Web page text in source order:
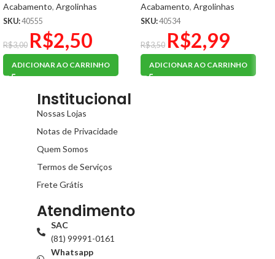
Acabamento, Argolinhas
SKU:40555
R$3,00 R$2,50
ADICIONAR AO CARRINHO
Acabamento, Argolinhas
SKU:40534
R$3,50 R$2,99
ADICIONAR AO CARRINHO
Institucional
Nossas Lojas
Notas de Privacidade
Quem Somos
Termos de Serviços
Frete Grátis
Atendimento
SAC
(81) 99991-0161
Whatsapp